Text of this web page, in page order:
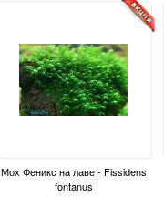
Мох Феникс на лаве - Fissidens
fontanus